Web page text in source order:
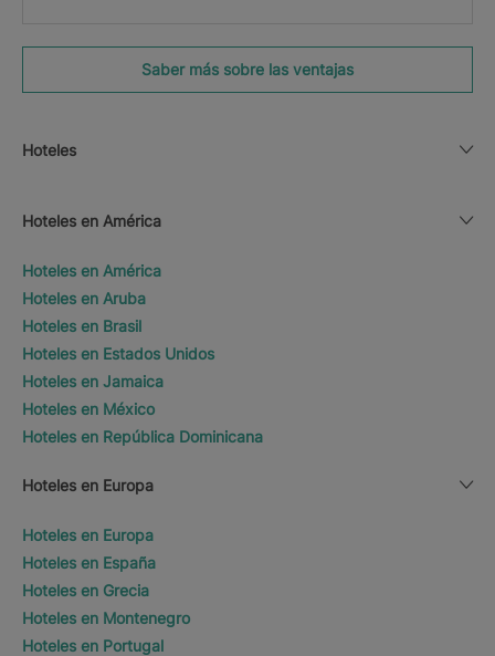
Saber más sobre las ventajas
Hoteles
Hoteles en América
Hoteles en América
Hoteles en Aruba
Hoteles en Brasil
Hoteles en Estados Unidos
Hoteles en Jamaica
Hoteles en México
Hoteles en República Dominicana
Hoteles en Europa
Hoteles en Europa
Hoteles en España
Hoteles en Grecia
Hoteles en Montenegro
Hoteles en Portugal